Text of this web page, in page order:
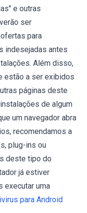
e outras
ser
para
indesejadas antes
Além disso,
estão a ser exibidos
páginas deste
de algum
um navegador abra
recomendamos a
plug-ins ou
deste tipo do
já estiver
executar uma
para Android